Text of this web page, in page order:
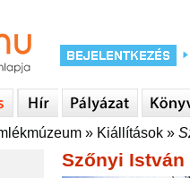
» Kiállítások »
Szőnyi István